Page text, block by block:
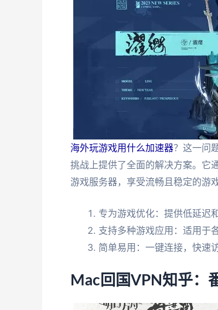
海外玩游戏用什么加速器？这一问
挑战上提供了全面的解决方案。它
游戏服务器，享受流畅且稳定的游戏
专为游戏优化：提供低延迟
支持多种游戏应用：适用于
简单易用：一键连接，快速
Mac回国VPN知乎：